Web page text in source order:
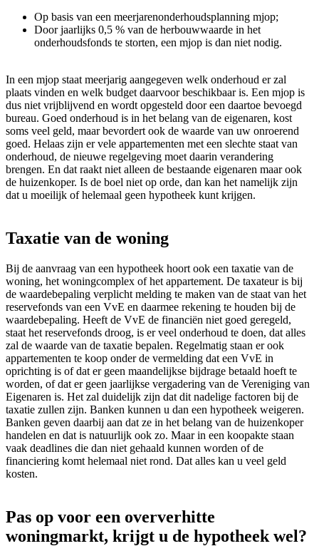
Op basis van een meerjarenonderhoudsplanning mjop;
Door jaarlijks 0,5 % van de herbouwwaarde in het
onderhoudsfonds te storten, een mjop is dan niet nodig.
In een mjop staat meerjarig aangegeven welk onderhoud er zal
plaats vinden en welk budget daarvoor beschikbaar is. Een mjop is
dus niet vrijblijvend en wordt opgesteld door een daartoe bevoegd
bureau. Goed onderhoud is in het belang van de eigenaren, kost
soms veel geld, maar bevordert ook de waarde van uw onroerend
goed. Helaas zijn er vele appartementen met een slechte staat van
onderhoud, de nieuwe regelgeving moet daarin verandering
brengen. En dat raakt niet alleen de bestaande eigenaren maar ook
de huizenkoper. Is de boel niet op orde, dan kan het namelijk zijn
dat u moeilijk of helemaal geen hypotheek kunt krijgen.
Taxatie van de woning
Bij de aanvraag van een hypotheek hoort ook een taxatie van de
woning, het woningcomplex of het appartement. De taxateur is bij
de waardebepaling verplicht melding te maken van de staat van het
reservefonds van een VvE en daarmee rekening te houden bij de
waardebepaling. Heeft de VvE de financiën niet goed geregeld,
staat het reservefonds droog, is er veel onderhoud te doen, dat alles
zal de waarde van de taxatie bepalen. Regelmatig staan er ook
appartementen te koop onder de vermelding dat een VvE in
oprichting is of dat er geen maandelijkse bijdrage betaald hoeft te
worden, of dat er geen jaarlijkse vergadering van de Vereniging van
Eigenaren is. Het zal duidelijk zijn dat dit nadelige factoren bij de
taxatie zullen zijn. Banken kunnen u dan een hypotheek weigeren.
Banken geven daarbij aan dat ze in het belang van de huizenkoper
handelen en dat is natuurlijk ook zo. Maar in een koopakte staan
vaak deadlines die dan niet gehaald kunnen worden of de
financiering komt helemaal niet rond. Dat alles kan u veel geld
kosten.
Pas op voor een oververhitte
woningmarkt, krijgt u de hypotheek wel?